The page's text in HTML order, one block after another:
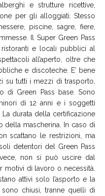
e strutture ricettive,
per gli alloggiati
Stesso
piscine, sagre, fiere,
Il Super Green Pass
e locali pubblici al
all’aperto, oltre che
e discoteche.
E’ bene
su tutti i mezzi di trasporto,
di Green Pass base. Sono
di 12 anni e i soggetti
durata della certificazione
della mascherina.
In caso di
scattano le restrizioni, ma
detentori del Green Pass
non si può uscire dal
motivi di lavoro o necessità.
attivi solo l’asporto e la
chiusi, tranne quelli di